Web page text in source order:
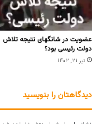
عضویت در شانگهای نتیجه تلاش
دولت رئیسی بود؟
تیر ۲۱, ۱۴۰۲
دیدگاهتان را بنویسید